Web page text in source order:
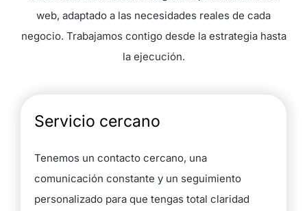
web, adaptado a las necesidades reales de cada
negocio. Trabajamos contigo desde la estrategia hasta
la ejecución.
Servicio cercano
Tenemos un contacto cercano, una
comunicación constante y un seguimiento
personalizado para que tengas total claridad